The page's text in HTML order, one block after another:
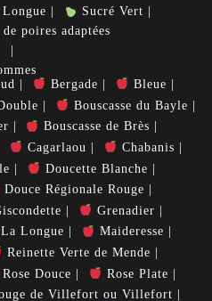
Longue
Sucré Vert
poires adaptées
Bergade
Bleue
Bouscasse du Bayle
Bouscasse de Brès
Cagarlaou
Chabanis
Doucette Blanche
Douce Régionale Rouge
Grenadier
La Longue
Maideresse
Reinette Verte de Mende
Rose Douce
Rose Plate
de Villefort ou Villefort